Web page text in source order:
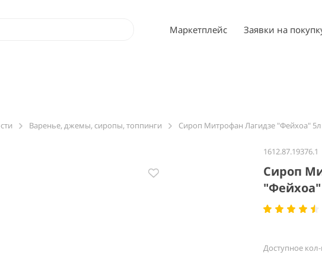
Маркетплейс Заявки на
Варенье, джемы, сиропы, топпинги Сироп Митрофан Лагидзе "Фейхоа" 5л
1612.87.19376.1
Сироп
"Фейхоа"
Доступное